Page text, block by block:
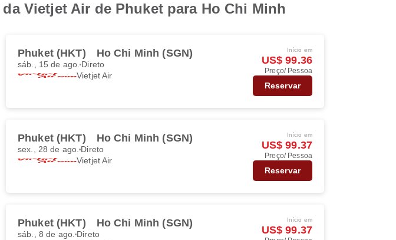
Vietjet Air de Phuket para Ho Chi Minh
Phuket (HKT) Ho Chi Minh (SGN)
sáb., 15 de ago. Direto
Vietjet Air
Início em
US$ 99.36
Preço/ Pessoa
Reservar
Phuket (HKT) Ho Chi Minh (SGN)
sex., 28 de ago. Direto
Vietjet Air
Início em
US$ 99.37
Preço/ Pessoa
Reservar
Phuket (HKT) Ho Chi Minh (SGN)
sáb., 8 de ago. Direto
Início em
US$ 99.37